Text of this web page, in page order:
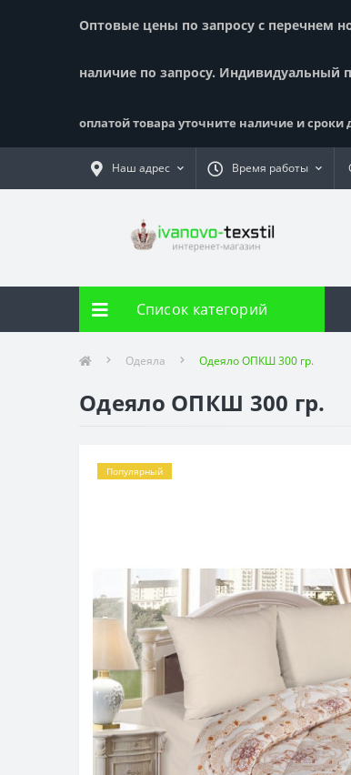
Оптовые цены по запросу с перечнем
наличие по запросу. Индивидуальный
оплатой товара уточните наличие и сроки
Наш адрес Время работы
Список категорий
Одеяла Одеяло ОПКШ 300 гр.
Одеяло ОПКШ 300 гр.
Популярный